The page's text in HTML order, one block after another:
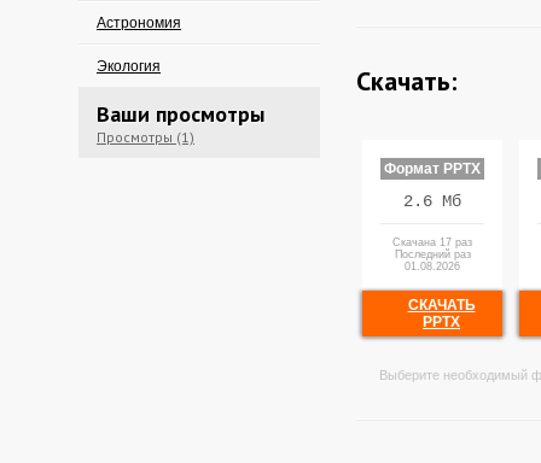
Астрономия
Экология
Ваши просмотры
Просмотры (1)
Скачать:
Формат PPTX
2.6 Мб
Скачана 17 раз
Последний раз
01.08.2026
СКАЧАТЬ
PPTX
Выберите необходимый